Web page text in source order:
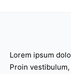
Lorem ipsum
Proin